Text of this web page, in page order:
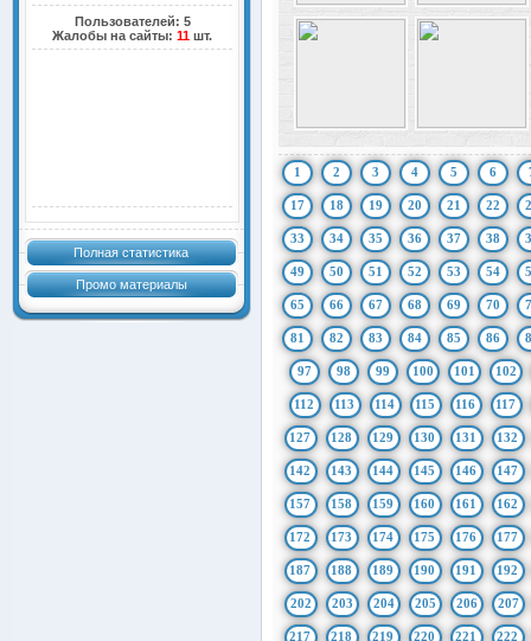
Пользователей: 5
Жалобы на сайты:11 шт.
Полная статистика
Промо материалы
1 2 3 4 5 6
17 18 19 20 21 22
33 34 35 36 37 38
49 50 51 52 53 54
65 66 67 68 69 70
81 82 83 84 85 86
97 98 99 100 101 102
112 113 114 115 116 117
127 128 129 130 131 132
142 143 144 145 146 147
157 158 159 160 161 162
172 173 174 175 176 177
187 188 189 190 191 192
202 203 204 205 206 207
217 218 219 220 221 222